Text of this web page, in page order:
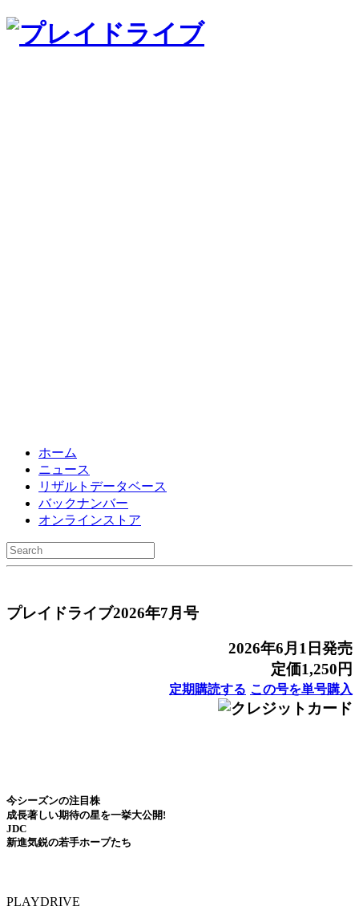
ホーム
ニュース
リザルトデータベース
バックナンバー
オンラインストア
プレイドライブ2026年7月号
2026年6月1日発売
定価1,250円
定期購読する この号を単号購入
今シーズンの注目株
成長著しい期待の星を一挙大公開!
JDC
新進気鋭の若手ホープたち
PLAYDRIVE